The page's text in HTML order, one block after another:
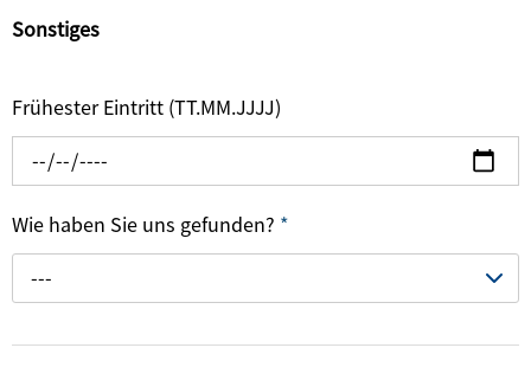
Sonstiges
Frühester Eintritt (TT.MM.JJJJ)
Wie haben Sie uns gefunden? *
---